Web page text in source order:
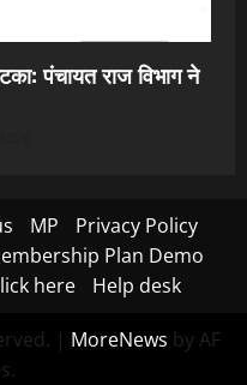
पंचायत राज विभाग ने
MP
Privacy Policy
Plan Demo
here Help desk
| MoreNews by AF